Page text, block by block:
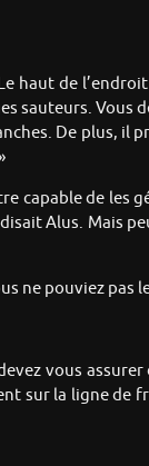
haut de
sauteurs. Vous
De plus, il
capable de les
Alus. Mais
ne pouviez pas
vous
sur la ligne de